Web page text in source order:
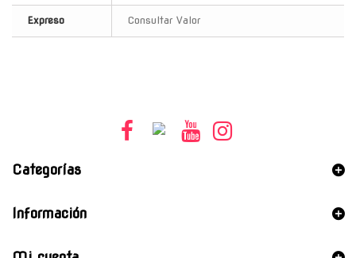
Expreso Consultar Valor
Categorías
Información